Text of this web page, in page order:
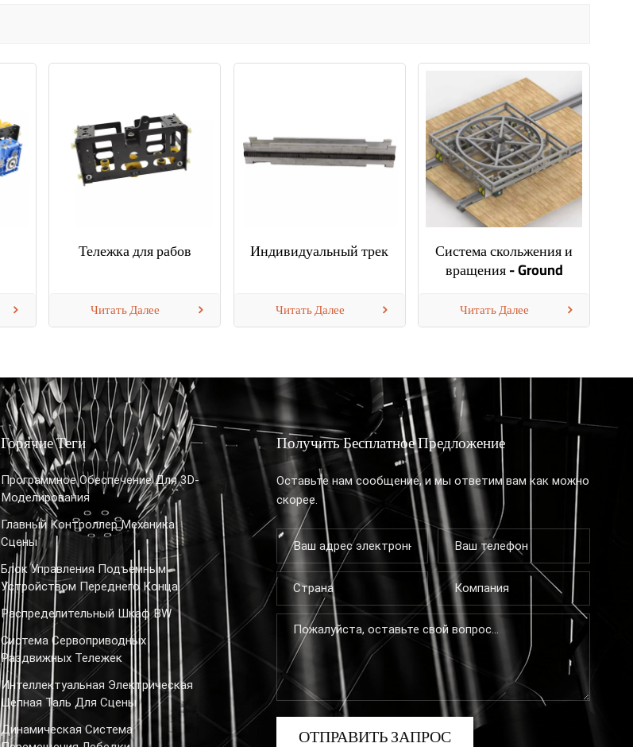
Тележка для рабов
Читать Далее
Индивидуальный трек
Читать Далее
Система скольжения и
вращения - Ground
Читать Далее
Горячие Теги
Программное Обеспечение Для 3D-
Моделирования
Главный Контроллер Механика
Сцены
Блок Управления Подъемным
Устройством Переднего Конца
Распределительный Шкаф BW
Система Сервоприводных
Раздвижных Тележек
Интеллектуальная Электрическая
Цепная Таль Для Сцены
Динамическая Система
Получить Бесплатное Предложение
Оставьте нам сообщение, и мы ответим вам как можно
скорее.
ОТПРАВИТЬ ЗАПРОС